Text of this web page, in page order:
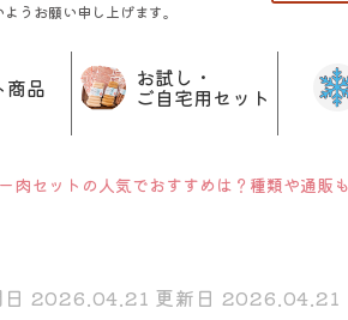
うお願い申し上げます。
商品 お試し・
ご自宅用セット
肉セットの人気でおすすめは？種類や通販
日 2026.04.21 更新日 2026.04.21